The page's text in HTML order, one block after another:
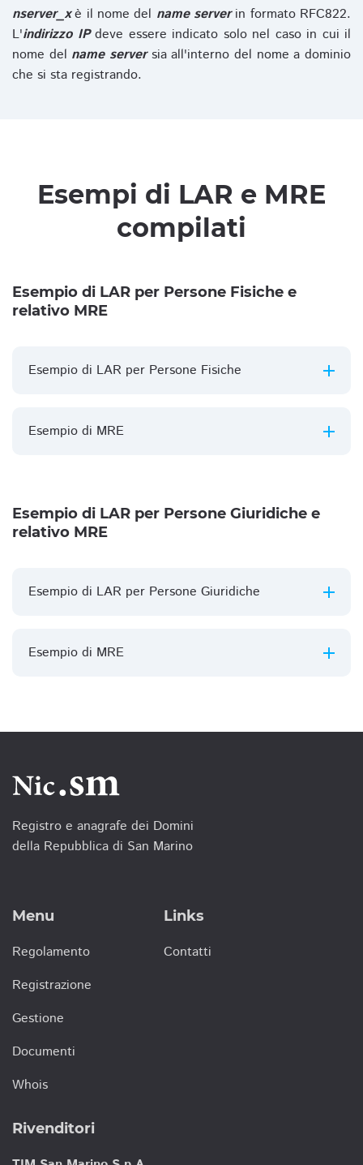
nserver_xè il nome del name serverin formato RFC822.
L'indirizzo IPdeve essere indicato solo nel caso in cui il
nome del name serversia all'interno del nome a dominio
che si sta registrando.
Esempi di LAR e MRE
compilati
Esempio di LAR per Persone Fisiche e
relativo MRE
Esempio di LAR per Persone Fisiche
Esempio di MRE
Esempio di LAR per Persone Giuridiche e
relativo MRE
Esempio di LAR per Persone Giuridiche
Esempio di MRE
Registro e anagrafe dei Domini
della Repubblica di San Marino
Menu
Regolamento
Registrazione
Gestione
Documenti
Whois
Links
Contatti
Rivenditori